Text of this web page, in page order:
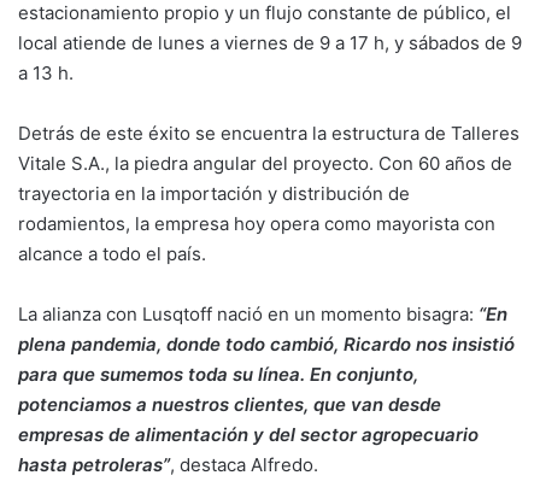
estacionamiento propio y un flujo constante de público, el
local atiende de lunes a viernes de 9 a 17 h, y sábados de 9
a 13 h.
Detrás de este éxito se encuentra la estructura de Talleres
Vitale S.A., la piedra angular del proyecto. Con 60 años de
trayectoria en la importación y distribución de
rodamientos, la empresa hoy opera como mayorista con
alcance a todo el país.
La alianza con Lusqtoff nació en un momento bisagra: “En
plena pandemia, donde todo cambió, Ricardo nos insistió
para que sumemos toda su línea. En conjunto,
potenciamos a nuestros clientes, que van desde
empresas de alimentación y del sector agropecuario
hasta petroleras”, destaca Alfredo.